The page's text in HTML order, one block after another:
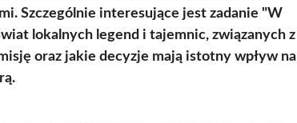
Szczególnie interesujące jest zadanie "W
lokalnych legend i tajemnic, związanych z
oraz jakie decyzje mają istotny wpływ na